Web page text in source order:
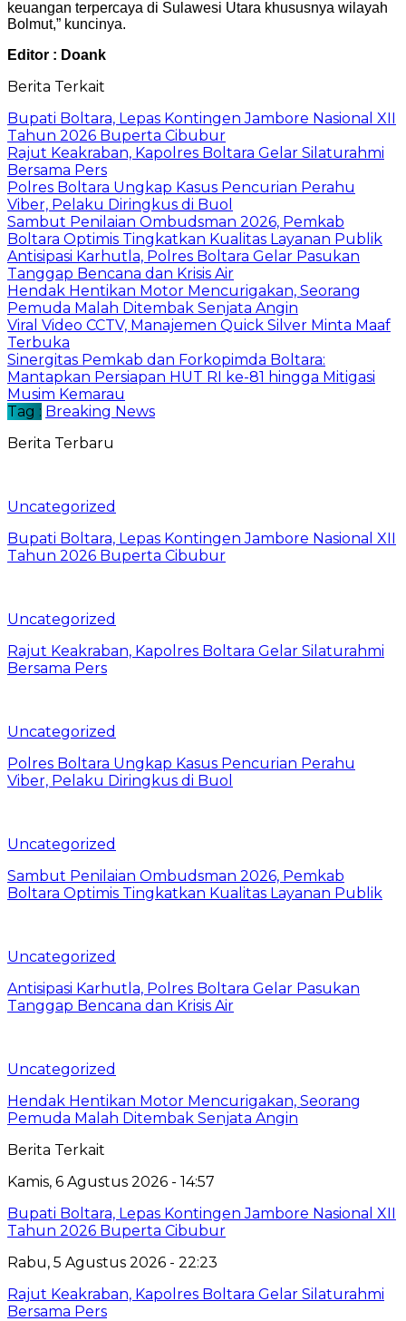
keuangan terpercaya di Sulawesi Utara khususnya wilayah
Bolmut,” kuncinya.
Editor : Doank
Berita Terkait
Bupati Boltara, Lepas Kontingen Jambore Nasional XII
Tahun 2026 Buperta Cibubur
Rajut Keakraban, Kapolres Boltara Gelar Silaturahmi
Bersama Pers
Polres Boltara Ungkap Kasus Pencurian Perahu
Viber, Pelaku Diringkus di Buol
Sambut Penilaian Ombudsman 2026, Pemkab
Boltara Optimis Tingkatkan Kualitas Layanan Publik
Antisipasi Karhutla, Polres Boltara Gelar Pasukan
Tanggap Bencana dan Krisis Air
Hendak Hentikan Motor Mencurigakan, Seorang
Pemuda Malah Ditembak Senjata Angin
Viral Video CCTV, Manajemen Quick Silver Minta Maaf
Terbuka
Sinergitas Pemkab dan Forkopimda Boltara:
Mantapkan Persiapan HUT RI ke-81 hingga Mitigasi
Musim Kemarau
Tag : Breaking News
Berita Terbaru
Uncategorized
Bupati Boltara, Lepas Kontingen Jambore Nasional XII
Tahun 2026 Buperta Cibubur
Uncategorized
Rajut Keakraban, Kapolres Boltara Gelar Silaturahmi
Bersama Pers
Uncategorized
Polres Boltara Ungkap Kasus Pencurian Perahu
Viber, Pelaku Diringkus di Buol
Uncategorized
Sambut Penilaian Ombudsman 2026, Pemkab
Boltara Optimis Tingkatkan Kualitas Layanan Publik
Uncategorized
Antisipasi Karhutla, Polres Boltara Gelar Pasukan
Tanggap Bencana dan Krisis Air
Uncategorized
Hendak Hentikan Motor Mencurigakan, Seorang
Pemuda Malah Ditembak Senjata Angin
Berita Terkait
Kamis, 6 Agustus 2026 - 14:57
Bupati Boltara, Lepas Kontingen Jambore Nasional XII
Tahun 2026 Buperta Cibubur
Rabu, 5 Agustus 2026 - 22:23
Rajut Keakraban, Kapolres Boltara Gelar Silaturahmi
Bersama Pers